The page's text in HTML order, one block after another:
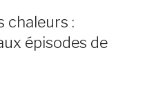
chaleurs :
épisodes de